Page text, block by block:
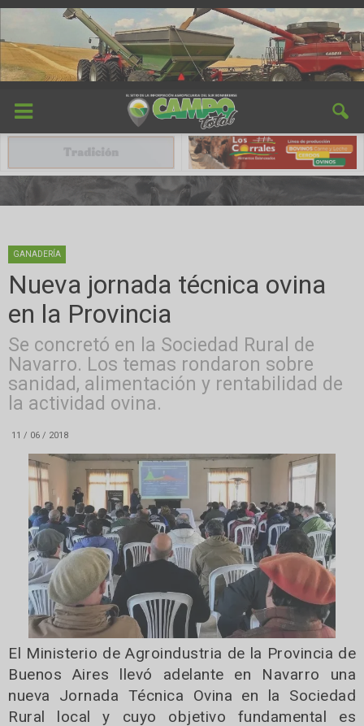
GANADERÍA
Nueva jornada técnica ovina
en la Provincia
Se concretó en la Sociedad Rural de
Navarro. Los temas rondaron sobre
sanidad, alimentación y rentabilidad de
la actividad ovina.
11 / 06 / 2018
El Ministerio de Agroindustria de la Provincia de
Buenos Aires llevó adelante en Navarro una
nueva Jornada Técnica Ovina en la Sociedad
Rural local y cuyo objetivo fundamental es